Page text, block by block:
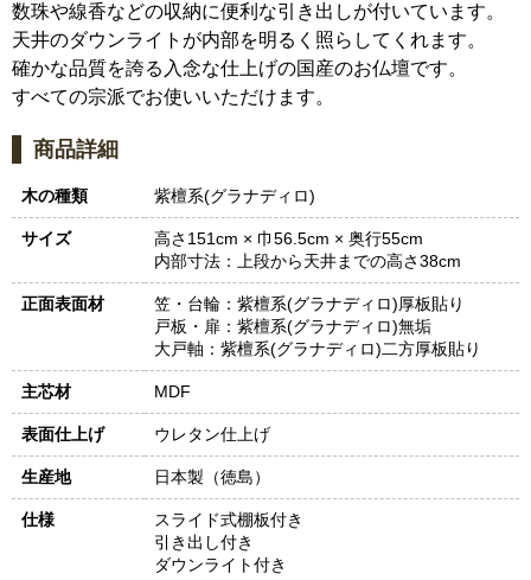
数珠や線香などの収納に便利な引き出しが付いています。
天井のダウンライトが内部を明るく照らしてくれます。
確かな品質を誇る入念な仕上げの国産のお仏壇です。
すべての宗派でお使いいただけます。
商品詳細
木の種類 紫檀系(グラナディロ)
サイズ
高さ151cm × 巾56.5cm × 奥行55cm
内部寸法： 上段から天井までの高さ38cm
正面表面材
笠・台輪：紫檀系(グラナディロ)厚板貼り
戸板・扉：紫檀系(グラナディロ)無垢
大戸軸：紫檀系(グラナディロ)二方厚板貼り
主芯材 MDF
表面仕上げ ウレタン仕上げ
生産地 日本製（徳島）
仕様
スライド式棚板付き
引き出し付き
ダウンライト付き